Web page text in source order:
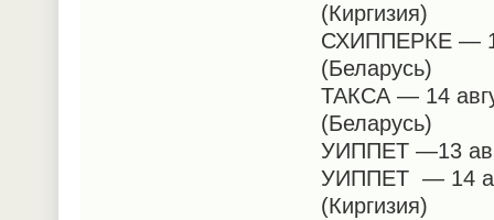
(Киргизия)
СХИППЕРКЕ —
(Беларусь)
ТАКСА — 14
(Беларусь)
УИППЕТ —13
УИППЕТ — 14
(Киргизия)